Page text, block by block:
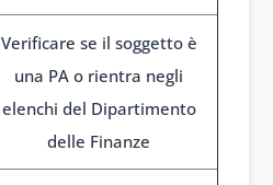
Verificare se il soggetto è
una PA o rientra negli
elenchi del Dipartimento
delle Finanze